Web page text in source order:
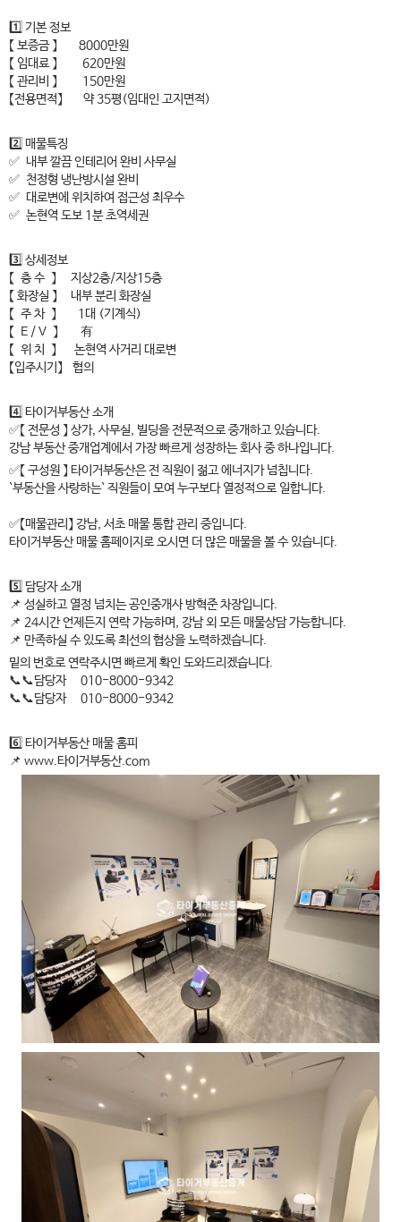
1️⃣ 기본 정보
【 보증금 】 8000만원
【 임대료 】 620만원
【 관리비 】 150만원
【전용면적】 약 35평(임대인 고지면적)
2️⃣ 매물특징
✅ 내부 깔끔 인테리어 완비 사무실
✅ 천정형 냉난방시설 완비
✅ 대로변에 위치하여 접근성 최우수
✅ 논현역 도보 1분 초역세권
3️⃣ 상세정보
【 층 수 】 지상2층/지상15층
【 화장실 】 내부 분리 화장실
【 주 차 】 1대 (기계식)
【 E / V 】 有
【 위 치 】 논현역 사거리 대로변
【입주시기】 협의
4️⃣ 타이거부동산 소개
✅【 전문성 】 상가, 사무실, 빌딩을 전문적으로 중개하고 있습니다.
강남 부동산 중개업계에서 가장 빠르게 성장하는 회사 중 하나입니다.
✅【 구성원 】 타이거부동산은 전 직원이 젊고 에너지가 넘칩니다.
`부동산을 사랑하는` 직원들이 모여 누구보다 열정적으로 일합니다.
✅【매물관리】 강남, 서초 매물 통합 관리 중입니다.
타이거부동산 매물 홈페이지로 오시면 더 많은 매물을 볼 수 있습니다.
5️⃣ 담당자 소개
📌 성실하고 열정 넘치는 공인중개사 방혁준 차장입니다.
📌 24시간 언제든지 연락 가능하며, 강남 외 모든 매물상담 가능합니다.
📌 만족하실 수 있도록 최선의 협상을 노력하겠습니다.
밑의 번호로 연락주시면 빠르게 확인 도와드리겠습니다.
📞📞담당자 010-8000-9342
📞📞담당자 010-8000-9342
6️⃣ 타이거부동산 매물 홈피
📌 www.타이거부동산.com